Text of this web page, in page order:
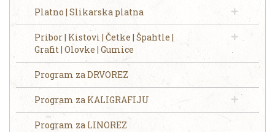
Platno | Slikarska platna
Pribor | Kistovi | Četke | Špahtle |
Grafit | Olovke | Gumice
Program za DRVOREZ
Program za KALIGRAFIJU
Program za LINOREZ